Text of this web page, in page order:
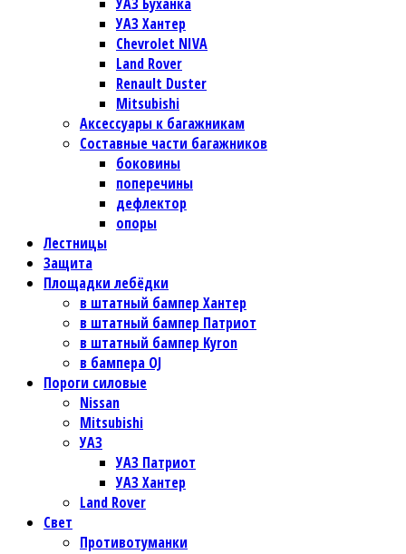
УАЗ Хантер
Chevrolet NIVA
Land Rover
Renault Duster
Mitsubishi
Аксессуары к багажникам
Составные части багажников
боковины
поперечины
дефлектор
опоры
Лестницы
Защита
Площадки лебёдки
в штатный бампер Хантер
в штатный бампер Патриот
в штатный бампер Kyron
в бампера OJ
Пороги силовые
Nissan
Mitsubishi
УАЗ
УАЗ Патриот
УАЗ Хантер
Land Rover
Свет
Противотуманки